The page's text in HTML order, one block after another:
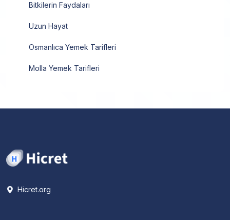
Bitkilerin Faydaları
Uzun Hayat
Osmanlıca Yemek Tarifleri
Molla Yemek Tarifleri
Hicret.org